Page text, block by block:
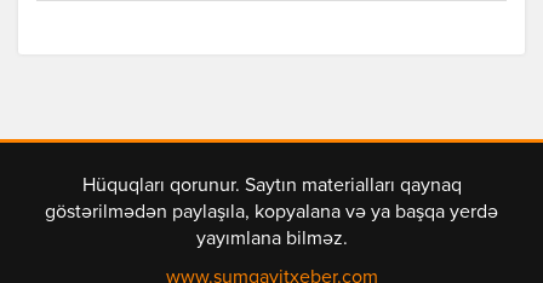
Hüquqları qorunur. Saytın materialları qaynaq
göstərilmədən paylaşıla, kopyalana və ya başqa yerdə
yayımlana bilməz.
www.sumqayitxeber.com